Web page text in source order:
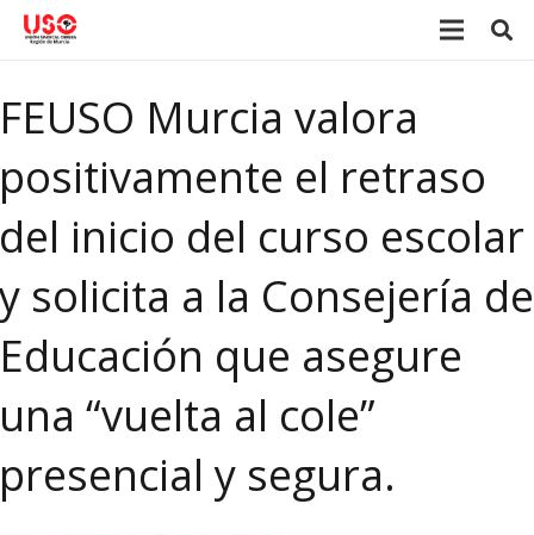
FEUSO Murcia valora
positivamente el retraso
del inicio del curso escolar
y solicita a la Consejería de
Educación que asegure
una “vuelta al cole”
presencial y segura.